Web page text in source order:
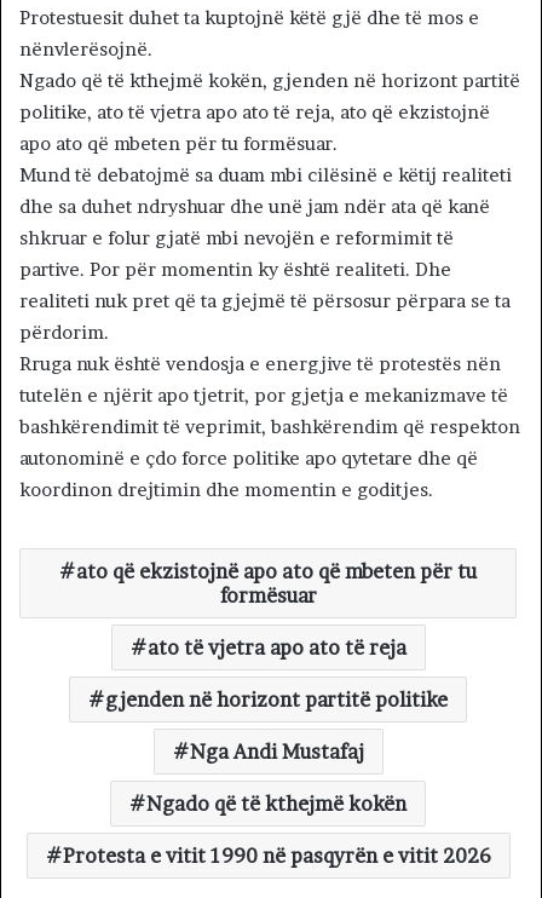
Protestuesit duhet ta kuptojnë këtë gjë dhe të mos e
nënvlerësojnë.
Ngado që të kthejmë kokën, gjenden në horizont partitë
politike, ato të vjetra apo ato të reja, ato që ekzistojnë
apo ato që mbeten për tu formësuar.
Mund të debatojmë sa duam mbi cilësinë e këtij realiteti
dhe sa duhet ndryshuar dhe unë jam ndër ata që kanë
shkruar e folur gjatë mbi nevojën e reformimit të
partive. Por për momentin ky është realiteti. Dhe
realiteti nuk pret që ta gjejmë të përsosur përpara se ta
përdorim.
Rruga nuk është vendosja e energjive të protestës nën
tutelën e njërit apo tjetrit, por gjetja e mekanizmave të
bashkërendimit të veprimit, bashkërendim që respekton
autonominë e çdo force politike apo qytetare dhe që
koordinon drejtimin dhe momentin e goditjes.
ato që ekzistojnë apo ato që mbeten për tu
formësuar
ato të vjetra apo ato të reja
gjenden në horizont partitë politike
Nga Andi Mustafaj
Ngado që të kthejmë kokën
Protesta e vitit 1990 në pasqyrën e vitit 2026